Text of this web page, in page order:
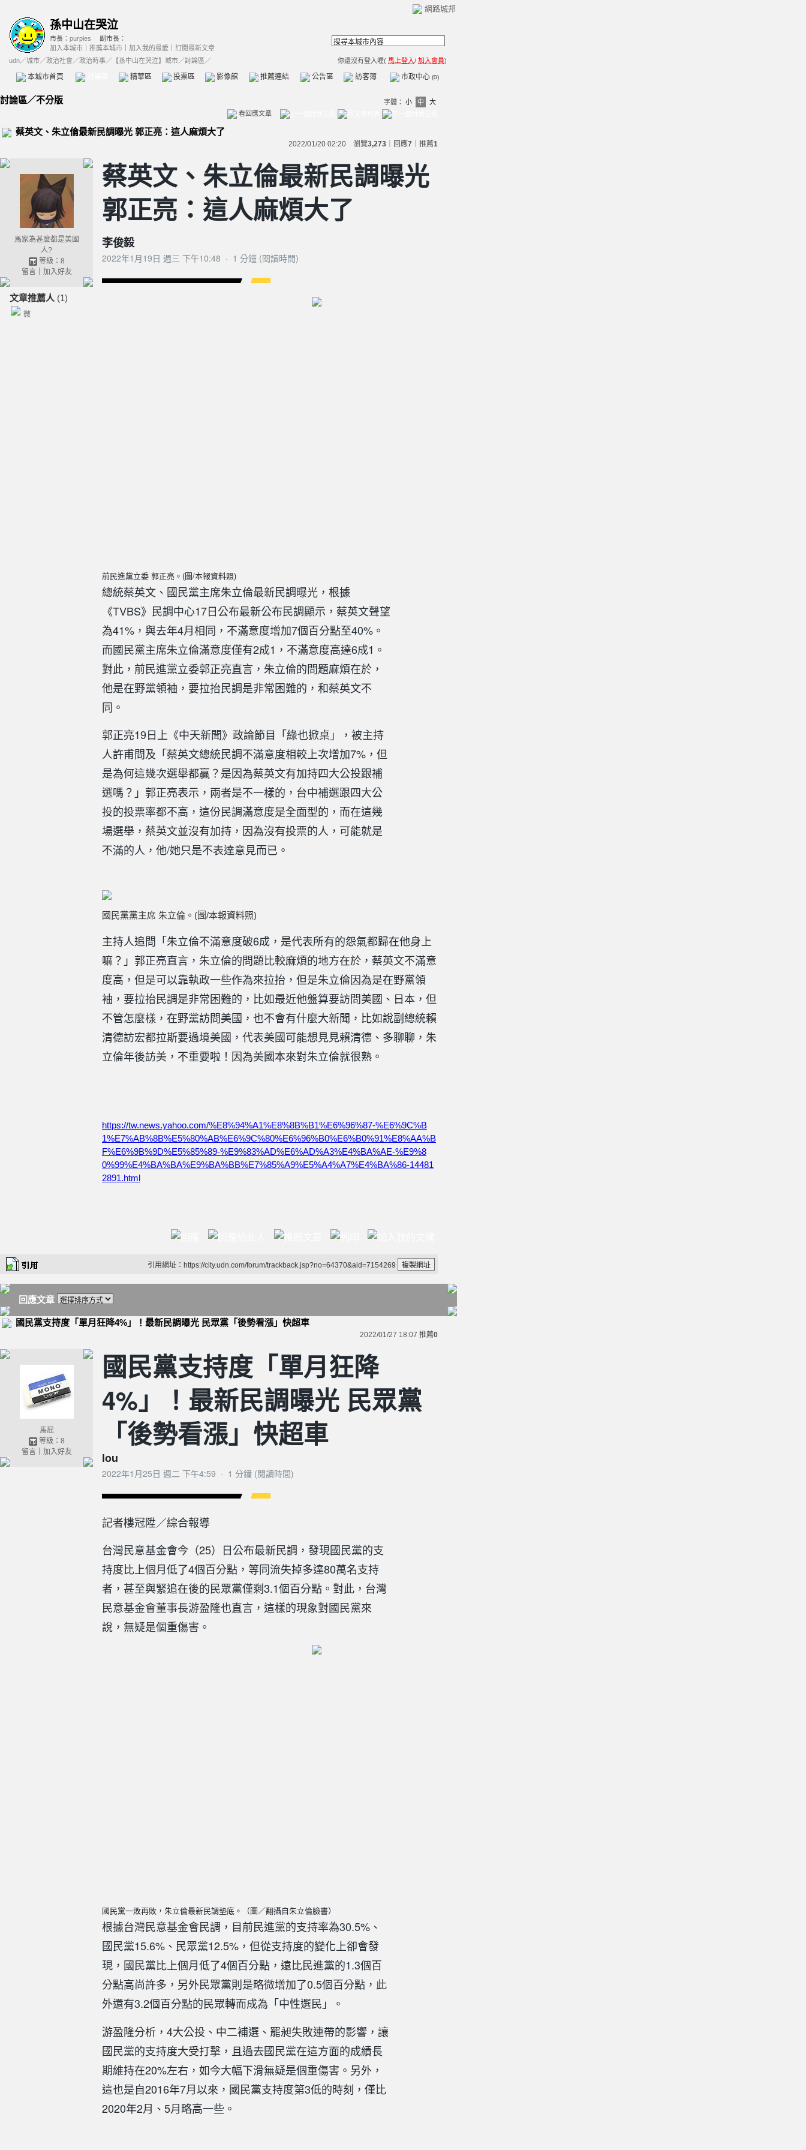
網路城邦
孫中山在哭泣
市長： purples
副市長：
加入本城市
推薦本城市 加入我的最愛
訂閱最新文章
udn／城市／政治社會／政治時事／ 【孫中山在哭泣】城市／討論區／ 你還沒有登入喔( 馬上登入/ 加入會員)
本城市首頁 精華區 投票區 影像館 推薦連結 公告區 訪客簿 市政中心 (0)
討論區／不分版 字體： 小 中
大
看回應文章
蔡英文、朱立倫最新民調曝光 郭正亮：這人麻煩大了
2022/01/20 02:20 瀏覽3,273 ｜回應7 推薦1
馬家為甚麼都是美國
人?
等級：8
留言｜ 加入好友
文章推薦人 (1)
微
蔡英文、朱立倫最新民調曝光
郭正亮：這人麻煩大了
李俊毅
2022年1月19日 週三 下午10:48 · 1 分鐘 (閱讀時間)
前民進黨立委 郭正亮。(圖/本報資料照)
總統蔡英文、國民黨主席朱立倫最新民調曝光，根據
《TVBS》民調中心17日公布最新公布民調顯示，蔡英文聲望
為41%，與去年4月相同，不滿意度增加7個百分點至40%。
而國民黨主席朱立倫滿意度僅有2成1，不滿意度高達6成1。
對此，前民進黨立委郭正亮直言，朱立倫的問題麻煩在於，
他是在野黨領袖，要拉抬民調是非常困難的，和蔡英文不
同。
郭正亮19日上《中天新聞》政論節目「綠也掀桌」，被主持
人許甫問及「蔡英文總統民調不滿意度相較上次增加7%，但
是為何這幾次選舉都贏？是因為蔡英文有加持四大公投跟補
選嗎？」郭正亮表示，兩者是不一樣的，台中補選跟四大公
投的投票率都不高，這份民調滿意度是全面型的，而在這幾
場選舉，蔡英文並沒有加持，因為沒有投票的人，可能就是
不滿的人，他/她只是不表達意見而已。
國民黨黨主席 朱立倫。(圖/本報資料照)
主持人追問「朱立倫不滿意度破6成，是代表所有的怨氣都歸在他身上
嘛？」郭正亮直言，朱立倫的問題比較麻煩的地方在於，蔡英文不滿意
度高，但是可以靠執政一些作為來拉抬，但是朱立倫因為是在野黨領
袖，要拉抬民調是非常困難的，比如最近他盤算要訪問美國、日本，但
不管怎麼樣，在野黨訪問美國，也不會有什麼大新聞，比如說副總統賴
清德訪宏都拉斯要過境美國，代表美國可能想見見賴清德、多聊聊，朱
立倫年後訪美，不重要啦！因為美國本來對朱立倫就很熟。
https://tw.news.yahoo.com/%E8%94%A1%E8%8B%B1%E6%96%87-%E6%9C%B
1%E7%AB%8B%E5%80%AB%E6%9C%80%E6%96%B0%E6%B0%91%E8%AA%B
F%E6%9B%9D%E5%85%89-%E9%83%AD%E6%AD%A3%E4%BA%AE-%E9%8
0%99%E4%BA%BA%E9%BA%BB%E7%85%A9%E5%A4%A7%E4%BA%86-14481
2891.html
引用網址：https://city.udn.com/forum/trackback.jsp?no=64370&aid=7154269
回應文章
國民黨支持度「單月狂降4%」！最新民調曝光 民眾黨「後勢看漲」快超車
2022/01/27 18:07 推薦0
馬屁
等級：8
留言｜ 加入好友
國民黨支持度「單月狂降
4%」！最新民調曝光 民眾黨
「後勢看漲」快超車
lou
2022年1月25日 週二 下午4:59 · 1 分鐘 (閱讀時間)
記者樓冠陞／綜合報導
台灣民意基金會今（25）日公布最新民調，發現國民黨的支
持度比上個月低了4個百分點，等同流失掉多達80萬名支持
者，甚至與緊追在後的民眾黨僅剩3.1個百分點。對此，台灣
民意基金會董事長游盈隆也直言，這樣的現象對國民黨來
說，無疑是個重傷害。
國民黨一敗再敗，朱立倫最新民調墊底。（圖／翻攝自朱立倫臉書）
根據台灣民意基金會民調，目前民進黨的支持率為30.5%、
國民黨15.6%、民眾黨12.5%，但從支持度的變化上卻會發
現，國民黨比上個月低了4個百分點，遠比民進黨的1.3個百
分點高尚許多，另外民眾黨則是略微增加了0.5個百分點，此
外還有3.2個百分點的民眾轉而成為「中性選民」。
游盈隆分析，4大公投、中二補選、罷昶失敗連帶的影響，讓
國民黨的支持度大受打擊，且過去國民黨在這方面的成績長
期維持在20%左右，如今大幅下滑無疑是個重傷害。另外，
這也是自2016年7月以來，國民黨支持度第3低的時刻，僅比
2020年2月、5月略高一些。